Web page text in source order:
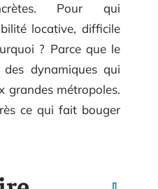
Pour qui
locative, difficile
? Parce que le
dynamiques qui
grandes métropoles.
ce qui fait bouger